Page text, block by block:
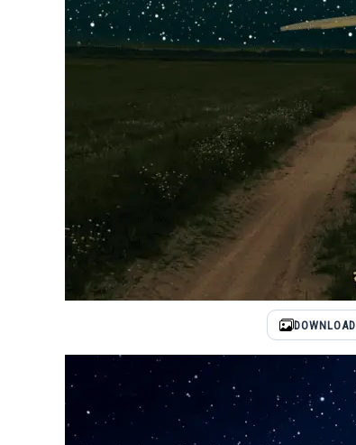
DOWNLOAD